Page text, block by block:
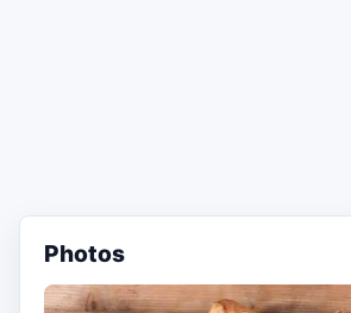
Photos